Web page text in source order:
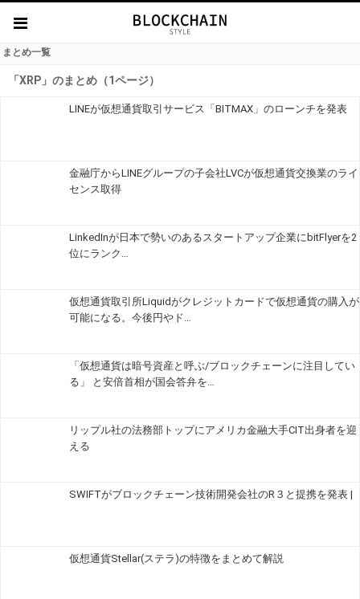
まとめ一覧
「XRP」のまとめ（1ページ）
LINEが仮想通貨取引サービス「BITMAX」のローンチを発表
金融庁からLINEグループの子会社LVCが仮想通貨交換業のライ
センス取得
LinkedInが日本で勢いのあるスタートアップ企業にbitFlyerを2
位にランク…
仮想通貨取引所Liquidがクレジットカードで仮想通貨の購入が
可能になる。今後円やド…
「仮想通貨は暗号資産と呼ぶ/ブロックチェーンに注目してい
る」 と安倍首相が国会答弁を…
リップル社の法務部トップにアメリカ金融大手CIT出身者を迎
える
SWIFTがブロックチェーン技術開発会社のR３と提携を発表 |
仮想通貨Stellar(ステラ)の特徴をまとめて解説